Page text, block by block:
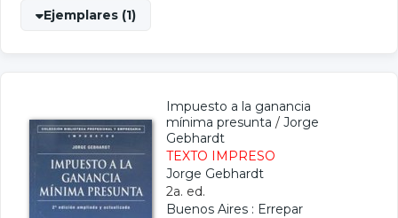
Ejemplares (1)
Impuesto a la ganancia
mínima presunta / Jorge
Gebhardt
TEXTO IMPRESO
Jorge Gebhardt
2a. ed.
Buenos Aires : Errepar